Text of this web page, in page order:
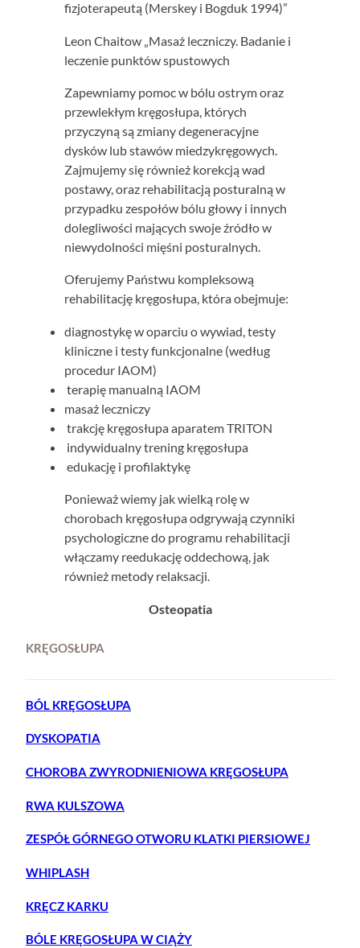
fizjoterapeutą (Merskey i Bogduk 1994)”
Leon Chaitow „Masaż leczniczy. Badanie i
leczenie punktów spustowych
Zapewniamy pomoc w bólu ostrym oraz
przewlekłym kręgosłupa, których
przyczyną są zmiany degeneracyjne
dysków lub stawów miedzykręgowych.
Zajmujemy się również korekcją wad
postawy, oraz rehabilitacją posturalną w
przypadku zespołów bólu głowy i innych
dolegliwości mających swoje źródło w
niewydolności mięśni posturalnych.
Oferujemy Państwu kompleksową
rehabilitację kręgosłupa, która obejmuje:
diagnostykę w oparciu o wywiad, testy
kliniczne i testy funkcjonalne (według
procedur IAOM)
terapię manualną IAOM
masaż leczniczy
trakcję kręgosłupa aparatem TRITON
indywidualny trening kręgosłupa
edukację i profilaktykę
Ponieważ wiemy jak wielką rolę w
chorobach kręgosłupa odgrywają czynniki
psychologiczne do programu rehabilitacji
włączamy reedukację oddechową, jak
również metody relaksacji.
Osteopatia
KRĘGOSŁUPA
BÓL KRĘGOSŁUPA
DYSKOPATIA
CHOROBA ZWYRODNIENIOWA KRĘGOSŁUPA
RWA KULSZOWA
ZESPÓŁ GÓRNEGO OTWORU KLATKI PIERSIOWEJ
WHIPLASH
KRĘCZ KARKU
BÓLE KRĘGOSŁUPA W CIĄŻY